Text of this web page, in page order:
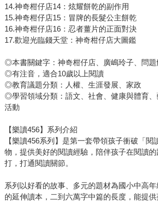
14.神奇柑仔店14：炫耀餅乾的副作用
15.神奇柑仔店15：冒牌的長髮公主餅乾
16.神奇柑仔店16：忍者薑片的正面對決
17.歡迎光臨錢天堂：神奇柑仔店大圖鑑
◎本書關鍵字：神奇柑仔店、廣嶋玲子、問
◎有注音，適合10歲以上閱讀
◎教育議題分類：人權、生涯發展、家政
◎學習領域分類：語文、社會、健康與體育、
活動
【樂讀456】系列介紹
【樂讀456系列】是第一套帶領孩子衝破「閱
物，提供美好的閱讀經驗，陪伴孩子在閱讀
打，打通閱讀關節。
系列以好看的故事、多元的題材為國小中高
的延伸讀本，二到六萬字中篇的長度，能提